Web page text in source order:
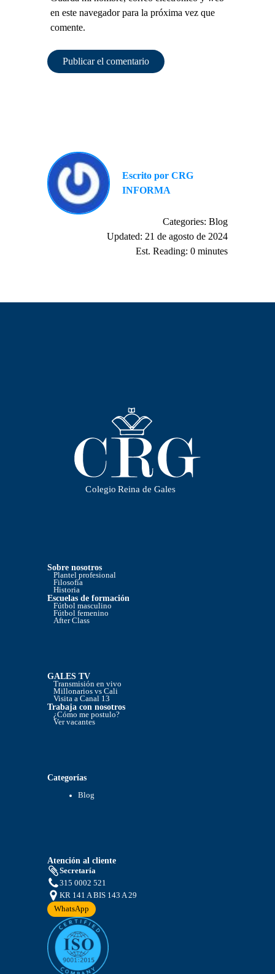
en este navegador para la próxima vez que
comente.
Publicar el comentario
Escrito por CRG
INFORMA
Categories:Blog
Updated: 21 de agosto de 2024
Est. Reading: 0 minutes
Sobre nosotros
Plantel profesional
Filosofía
Historia
Escuelas de formación
Fútbol masculino
Fútbol femenino
After Class
GALES TV
Transmisión en vivo
Millonarios vs Cali
Visita a Canal 13
Trabaja con nosotros
¿Cómo me postulo?
Ver vacantes
Categorías
Blog
Atención al cliente
Secretaría
315 0002 521
KR 141 A BIS 143 A 29
WhatsApp